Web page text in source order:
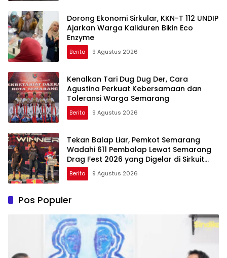
Dorong Ekonomi Sirkular, KKN-T 112 UNDIP
Ajarkan Warga Kaliduren Bikin Eco
Enzyme
Berita 9 Agustus 2026
Kenalkan Tari Dug Dug Der, Cara
Agustina Perkuat Kebersamaan dan
Toleransi Warga Semarang
Berita 9 Agustus 2026
Tekan Balap Liar, Pemkot Semarang
Wadahi 611 Pembalap Lewat Semarang
Drag Fest 2026 yang Digelar di Sirkuit
Mijen
Berita 9 Agustus 2026
Pos Populer